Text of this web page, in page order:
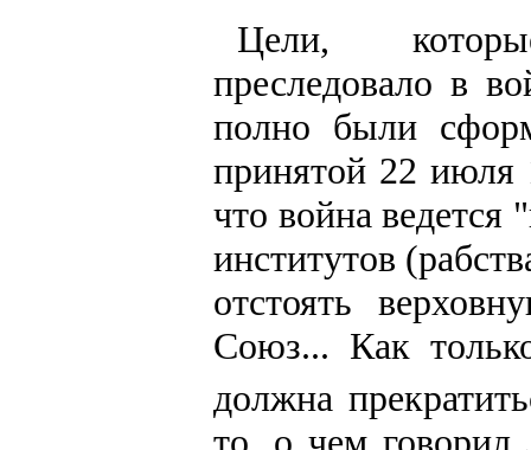
Цели,
преследовало в
полно были
принятой 22 июля
что война ведется
институтов
отстоять
Союз... Как
должна